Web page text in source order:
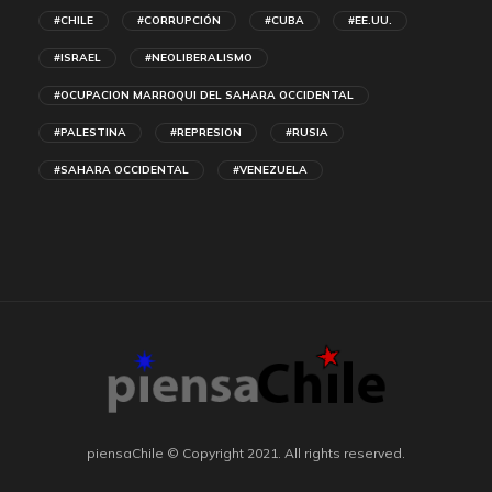
#CHILE #CORRUPCIÓN #CUBA #EE.UU.
#ISRAEL #NEOLIBERALISMO
#OCUPACION MARROQUI DEL SAHARA OCCIDENTAL
#PALESTINA #REPRESION #RUSIA
#SAHARA OCCIDENTAL #VENEZUELA
piensaChile © Copyright 2021. All rights reserved.